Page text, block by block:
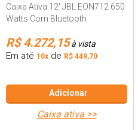
Caixa Ativa 12' JBL EON712 650
Watts Com Bluetooth
R$ 4.272,15à vista
Em até 10x de R$ 449,70
Adicionar
caixa ativa >>